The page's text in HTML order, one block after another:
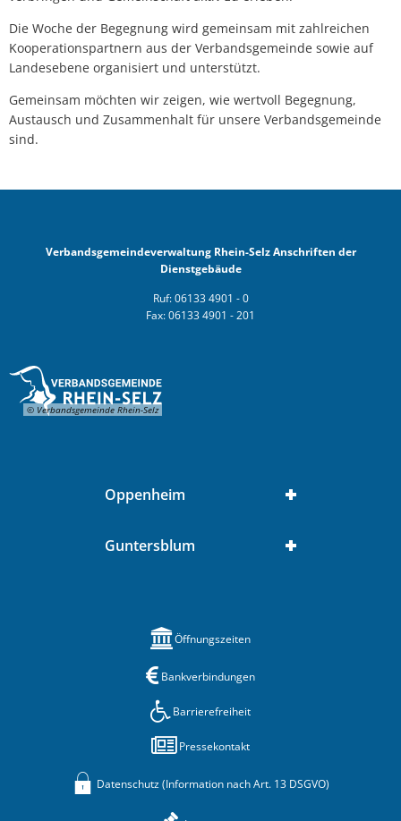
Die Woche der Begegnung wird gemeinsam mit zahlreichen
Kooperationspartnern aus der Verbandsgemeinde sowie auf
Landesebene organisiert und unterstützt.
Gemeinsam möchten wir zeigen, wie wertvoll Begegnung,
Austausch und Zusammenhalt für unsere Verbandsgemeinde
sind.
Verbandsgemeindeverwaltung Rhein-Selz Anschriften der
Dienstgebäude
Ruf: 06133 4901 - 0
Fax: 06133 4901 - 201
© Verbandsgemeinde Rhein-Selz
Oppenheim
Guntersblum
Öffnungszeiten
Bankverbindungen
Barrierefreiheit
Pressekontakt
Datenschutz (Information nach Art. 13 DSGVO)